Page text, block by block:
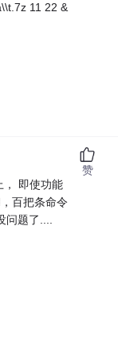
11 22 &
， 即使功能
百把条命令
问题了....
赞